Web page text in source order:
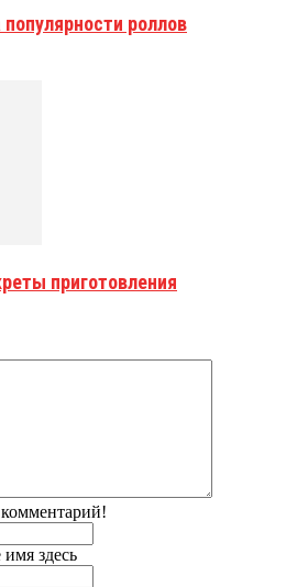
роллов
приготовления
здесь